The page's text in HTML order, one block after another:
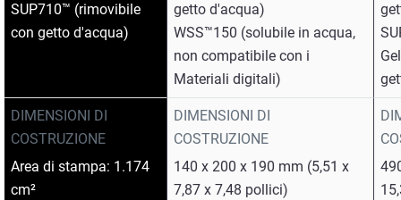
SUP710™ (rimovibile
con getto d'acqua)
DIMENSIONI DI
COSTRUZIONE
Area di stampa: 1.174
cm²
getto d'acqua)
WSS™150 (solubile in acqua,
non compatibile con i
Materiali digitali)
DIMENSIONI DI
COSTRUZIONE
140 x 200 x 190 mm (5,51 x
7,87 x 7,48 pollici)